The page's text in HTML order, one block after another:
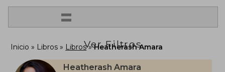
=
Ver Filtros
Inicio Libros Libros Heatherash Amara
Heatherash Amara